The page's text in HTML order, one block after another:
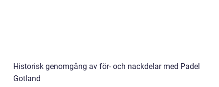
Historisk genomgång av för- och nackdelar med Padel
Gotland